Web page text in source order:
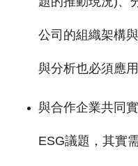
公司的組織架構
與分析也必須應
與合作企業共同
ESG議題，其實